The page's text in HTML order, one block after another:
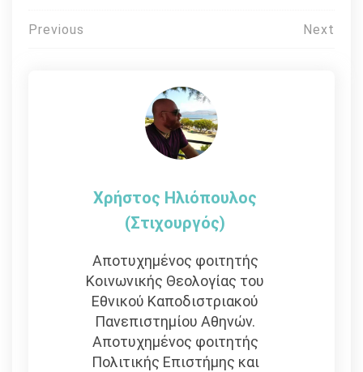
Πλοήγηση
Previous Next
Χρήστος Ηλιόπουλος
(στιχουργός)
Αποτυχημένος φοιτητής
Κοινωνικής Θεολογίας του
Εθνικού Καποδιστριακού
Πανεπιστημίου Αθηνών.
Αποτυχημένος φοιτητής
Πολιτικής Επιστήμης και